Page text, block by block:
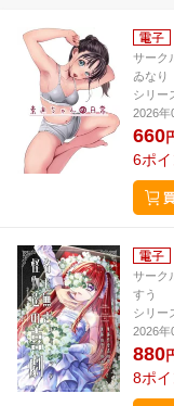
サーク
ゐなり
シリー
2026年
660
6ポイ
サーク
すう
シリー
2026年
880
8ポイ